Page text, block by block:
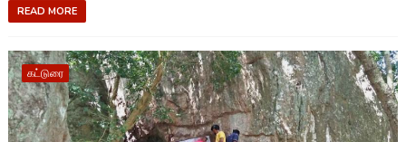
READ MORE
கட்டுரை